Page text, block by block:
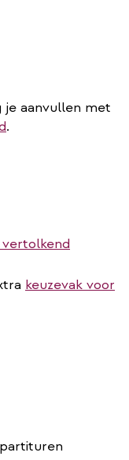
je aanvullen met
.
keuzevak voor